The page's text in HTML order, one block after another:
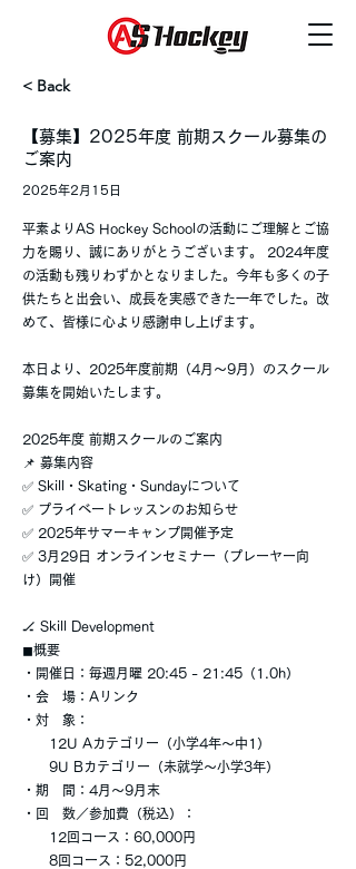
< Back
【募集】2025年度 前期スクール募集の
ご案内
2025年2月15日
平素よりAS Hockey Schoolの活動にご理解とご協
力を賜り、誠にありがとうございます。 2024年度
の活動も残りわずかとなりました。今年も多くの子
供たちと出会い、成長を実感できた一年でした。改
めて、皆様に心より感謝申し上げます。
本日より、2025年度前期（4月〜9月）のスクール
募集を開始いたします。
2025年度 前期スクールのご案内
📌 募集内容
✅ Skill・Skating・Sundayについて
✅ プライベートレッスンのお知らせ
✅ 2025年サマーキャンプ開催予定
✅ 3月29日 オンラインセミナー（プレーヤー向
け）開催
🏒 Skill Development
◼︎概要
・開催日：毎週月曜 20:45 - 21:45（1.0h）
・会 場：Aリンク
・対 象：
12U Aカテゴリー（小学4年〜中1）
9U Bカテゴリー（未就学〜小学3年）
・期 間：4月〜9月末
・回 数／参加費（税込）：
12回コース：60,000円
8回コース：52,000円